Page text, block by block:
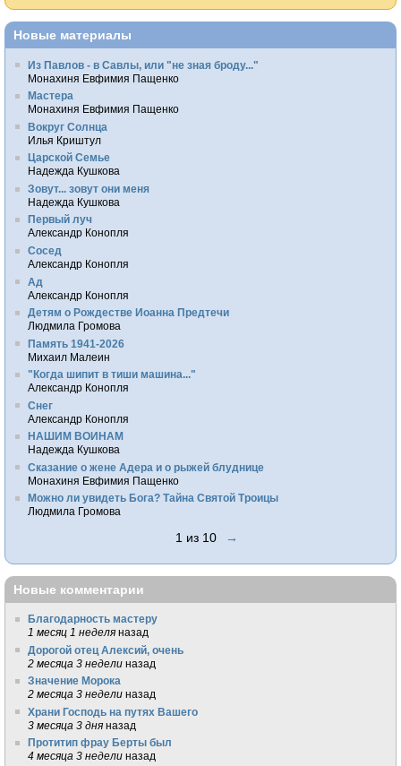
Новые материалы
Из Павлов - в Савлы, или "не зная броду..."
Монахиня Евфимия Пащенко
Мастера
Монахиня Евфимия Пащенко
Вокруг Солнца
Илья Криштул
Царской Семье
Надежда Кушкова
Зовут... зовут они меня
Надежда Кушкова
Первый луч
Александр Конопля
Сосед
Александр Конопля
Ад
Александр Конопля
Детям о Рождестве Иоанна Предтечи
Людмила Громова
Память 1941-2026
Михаил Малеин
"Когда шипит в тиши машина..."
Александр Конопля
Снег
Александр Конопля
НАШИМ ВОИНАМ
Надежда Кушкова
Сказание о жене Адера и о рыжей блуднице
Монахиня Евфимия Пащенко
Можно ли увидеть Бога? Тайна Святой Троицы
Людмила Громова
1 из 10 →
Новые комментарии
Благодарность мастеру
1 месяц 1 неделя назад
Дорогой отец Алексий, очень
2 месяца 3 недели назад
Значение Морока
2 месяца 3 недели назад
Храни Господь на путях Вашего
3 месяца 3 дня назад
Протитип фрау Берты был
4 месяца 3 недели назад